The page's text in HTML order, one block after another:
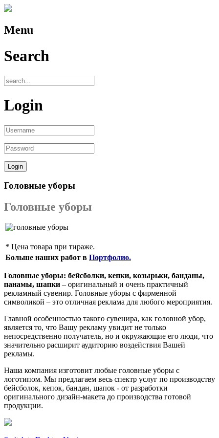
Menu
Search
Login
Головные уборы
Головные уборы
* Цена товара при тираже.
Больше наших работ в Портфолио.
Головные уборы: бейсболки, кепки, козырьки, банданы,
панамы, шапки – оригинальный и очень практичный
рекламный сувенир. Головные уборы с фирменной
символикой – это отличная реклама для любого мероприятия.
Главной особенностью такого сувенира, как головной убор,
является то, что Вашу рекламу увидит не только
непосредственно получатель, но и окружающие его люди, что
значительно расширит аудиторию воздействия Вашей
рекламы.
Наша компания изготовит любые головные уборы с
логотипом. Мы предлагаем весь спектр услуг по производству
бейсболок, кепок, бандан, шапок - от разработки
оригинального дизайн-макета до производства готовой
продукции.